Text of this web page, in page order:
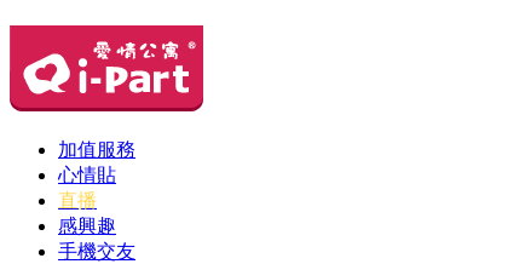
加值服務
心情貼
直播
感興趣
手機交友